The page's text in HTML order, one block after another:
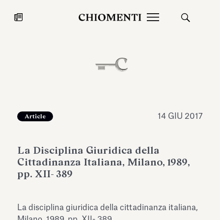
27 LUG 2026
mostra Marmora Romana
EcoVadis
Article 14 GIU 2017
La Disciplina Giuridica della
Cittadinanza Italiana, Milano, 1989,
pp. XII- 389
La disciplina giuridica della cittadinanza italiana,